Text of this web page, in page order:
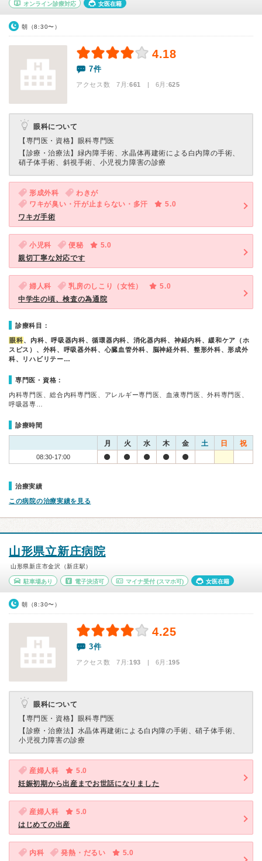
オンライン診療対応 女医在籍
朝（8:30〜）
4.18
7件
アクセス数 7月:661 | 6月:625
眼科について
【専門医・資格】 眼科専門医
【診療・治療法】 緑内障手術、水晶体再建術による白内障の手術、
硝子体手術、斜視手術、小児視力障害の診療
形成外科
わきが
ワキが臭い・汗が止まらない・多汗
5.0
ワキガ手術
小児科 便秘
5.0
親切丁寧な対応です
婦人科 乳房のしこり（女性）
5.0
中学生の頃、検査の為通院
診療科目：
眼科、内科、呼吸器内科、循環器内科、消化器内科、神経内科、緩和ケア（ホ
スピス）、外科、呼吸器外科、心臓血管外科、脳神経外科、整形外科、形成外
科、リハビリテー…
専門医・資格：
内科専門医、総合内科専門医、アレルギー専門医、血液専門医、外科専門医、
呼吸器専…
診療時間
月 火 水 木 金 土 日 祝
08:30-17:00
治療実績
この病院の治療実績を見る
山形県立新庄病院
山形県新庄市金沢（新庄駅）
駐車場あり 電子決済可 マイナ受付 (スマホ可) 女医在籍
朝（8:30〜）
4.25
3件
アクセス数 7月:193 | 6月:195
眼科について
【専門医・資格】 眼科専門医
【診療・治療法】 水晶体再建術による白内障の手術、硝子体手術、
小児視力障害の診療
産婦人科
5.0
妊娠初期から出産までお世話になりました
産婦人科
5.0
はじめての出産
内科 発熱・だるい
5.0